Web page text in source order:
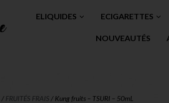
ELIQUIDES ECIGARETTES
NOUVEAUTÉS
/ FRUITÉS FRAIS / Kung fruits – TSURI – 50mL